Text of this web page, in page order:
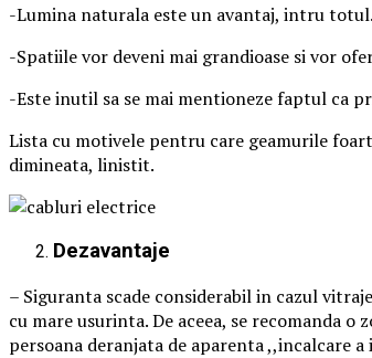
-Lumina naturala este un avantaj, intru
-Spatiile vor deveni mai grandioase si vor
-Este inutil sa se mai mentioneze faptul ca
Lista cu motivele pentru care geamurile
dimineata, linistit.
Dezavantaje
– Siguranta scade considerabil in cazul
cu mare usurinta. De aceea, se recomanda o
persoana deranjata de aparenta ,,incalcare